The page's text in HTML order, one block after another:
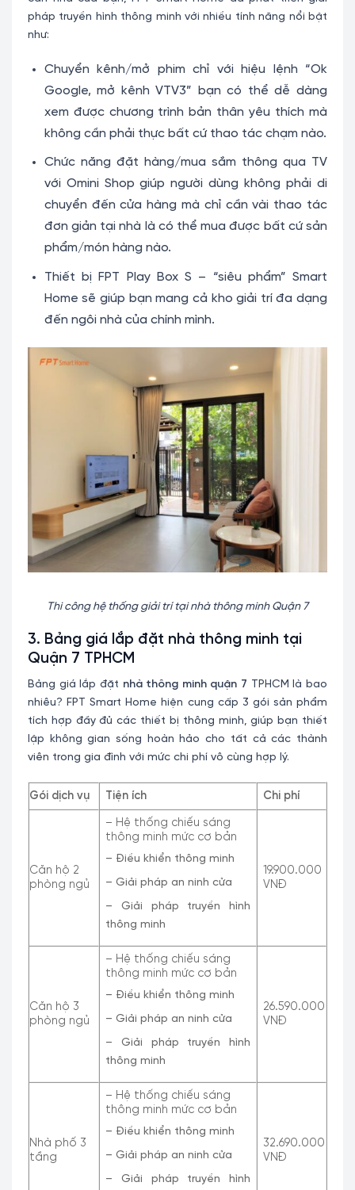
pháp truyền hình thông minh với nhiều tính năng nổi bật
như:
Chuyển kênh/mở phim chỉ với hiệu lệnh “Ok
Google, mở kênh VTV3” bạn có thể dễ dàng
xem được chương trình bản thân yêu thích mà
không cần phải thực bất cứ thao tác chạm nào.
Chức năng đặt hàng/mua sắm thông qua TV
với Omini Shop giúp người dùng không phải di
chuyển đến cửa hàng mà chỉ cần vài thao tác
đơn giản tại nhà là có thể mua được bất cứ sản
phẩm/món hàng nào.
Thiết bị FPT Play Box S – “siêu phẩm” Smart
Home sẽ giúp bạn mang cả kho giải trí đa dạng
đến ngôi nhà của chính mình.
Thi công hệ thống giải trí tại nhà thông minh Quận 7
3. Bảng giá lắp đặt nhà thông minh tại
Quận 7 TPHCM
Bảng giá lắp đặt nhà thông minh quận 7 TPHCM là bao
nhiêu? FPT Smart Home hiện cung cấp 3 gói sản phẩm
tích hợp đầy đủ các thiết bị thông minh, giúp bạn thiết
lập không gian sống hoàn hảo cho tất cả các thành
viên trong gia đình với mức chi phí vô cùng hợp lý.
Gói dịch vụ Tiện ích Chi phí
Căn hộ 2
phòng ngủ
– Hệ thống chiếu sáng
thông minh mức cơ bản
– Điều khiển thông minh
– Giải pháp an ninh cửa
– Giải pháp truyền hình
thông minh
19.900.000
VNĐ
Căn hộ 3
phòng ngủ
– Hệ thống chiếu sáng
thông minh mức cơ bản
– Điều khiển thông minh
– Giải pháp an ninh cửa
– Giải pháp truyền hình
thông minh
26.590.000
VNĐ
Nhà phố 3
tầng
– Hệ thống chiếu sáng
thông minh mức cơ bản
– Điều khiển thông minh
– Giải pháp an ninh cửa
– Giải pháp truyền hình
32.690.000
VNĐ